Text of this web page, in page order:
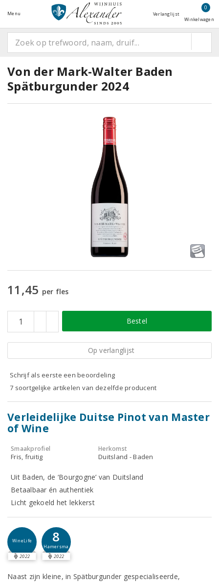
Menu Verlanglijst
0
Winkelwagen
Von der Mark-Walter Baden
Spätburgunder 2024
11,45 per fles
Bestel
Op verlanglijst
Schrijf als eerste een beoordeling
7 soortgelijke artikelen van dezelfde producent
Verleidelijke Duitse Pinot van Master
of Wine
Smaakprofiel
Fris, fruitig
Herkomst
Duitsland - Baden
Uit Baden, de ‘Bourgogne’ van Duitsland
Betaalbaar én authentiek
Licht gekoeld het lekkerst
WineLife
2022
8
Hamersma
2022
Naast zijn kleine, in Spätburgunder gespecialiseerde,